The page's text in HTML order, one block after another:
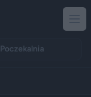
Poczekalnia